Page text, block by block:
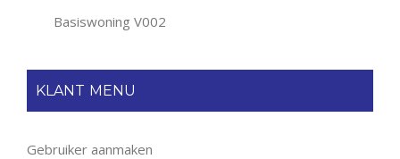
Basiswoning V002
KLANT MENU
Gebruiker aanmaken